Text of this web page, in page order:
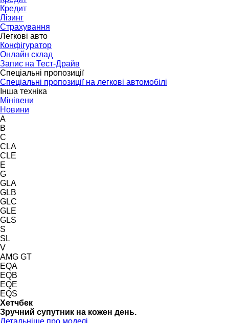
Кредит
Лізинг
Страхування
Легкові авто
Конфігуратор
Онлайн склад
Запис на Тест-Драйв
Спеціальні пропозиції
Спеціальні пропозиції на легкові автомобілі
Інша техніка
Мінівени
Новини
A
B
C
CLA
CLE
E
G
GLA
GLB
GLC
GLE
GLS
S
SL
V
AMG GT
EQA
EQB
EQE
EQS
Хетчбек
Зручний супутник на кожен день.
Детальніше про моделі